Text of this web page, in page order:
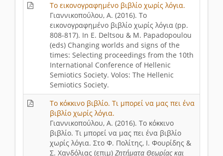
Το εικονογραφημένο βιβλίο χωρίς λόγια.
Γιαννικοπούλου, Α. (2016). Το
εικονογραφημένο βιβλίο χωρίς λόγια (pp.
808-817). In E. Deltsou & M. Papadopoulou
(eds) Changing worlds and signs of the
times: Selecting proceedings from the 10th
International Conference of Hellenic
Semiotics Society. Volos: The Hellenic
Semiotics Society.
Το κόκκινο βιβλίο. Τι μπορεί να μας πει ένα
βιβλίο χωρίς λόγια.
Γιαννικοπούλου, Α. (2016). Το κόκκινο
βιβλίο. Τι μπορεί να μας πει ένα βιβλίο
χωρίς λόγια. Στο Φ. Πολίτης, Ι. Φουρίδης &
Σ. Χανδόλιας (επιμ) Ζητήματα Θεωρίας και